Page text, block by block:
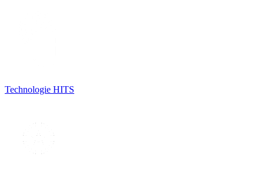
Technologie HITS